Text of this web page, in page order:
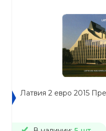
Латвия 2 евро 2015